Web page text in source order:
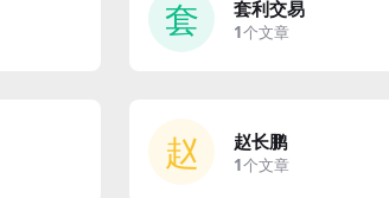
套 套利交易
1个文章
赵 赵长鹏
1个文章